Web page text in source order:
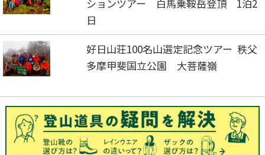
ションツアー 白馬乗鞍岳登頂 1泊2
日
好日山荘100名山選定記念ツアー 秩父
多摩甲斐国立公園 大菩薩嶺